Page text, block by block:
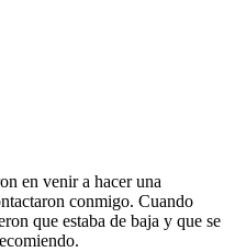
en venir a hacer una
conmigo. Cuando
que estaba de baja y que se